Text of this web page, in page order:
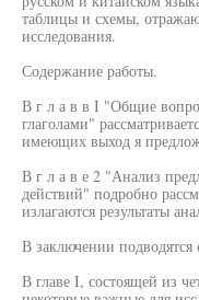
таблицы и схемы,
исследования.
Содержание работы.
В г л а в в I "Общие
глаголами"
имеющих выход я
В г л а в е 2 "Анализ
действий" подробно
излагаются результаты
В заключении подводятся
В главе I, состоящей из